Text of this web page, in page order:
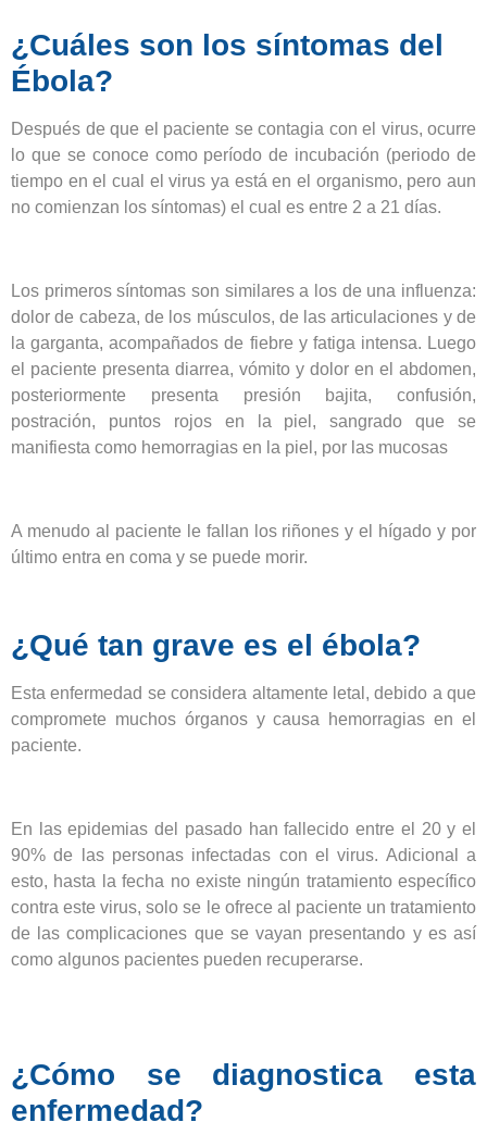
¿Cuáles son los síntomas del
Ébola?
Después de que el paciente se contagia con el virus, ocurre
lo que se conoce como período de incubación (periodo de
tiempo en el cual el virus ya está en el organismo, pero aun
no comienzan los síntomas) el cual es entre 2 a 21 días.
Los primeros síntomas son similares a los de una influenza:
dolor de cabeza, de los músculos, de las articulaciones y de
la garganta, acompañados de fiebre y fatiga intensa. Luego
el paciente presenta diarrea, vómito y dolor en el abdomen,
posteriormente presenta presión bajita, confusión,
postración, puntos rojos en la piel, sangrado que se
manifiesta como hemorragias en la piel, por las mucosas
A menudo al paciente le fallan los riñones y el hígado y por
último entra en coma y se puede morir.
¿Qué tan grave es el ébola?
Esta enfermedad se considera altamente letal, debido a que
compromete muchos órganos y causa hemorragias en el
paciente.
En las epidemias del pasado han fallecido entre el 20 y el
90% de las personas infectadas con el virus. Adicional a
esto, hasta la fecha no existe ningún tratamiento específico
contra este virus, solo se le ofrece al paciente un tratamiento
de las complicaciones que se vayan presentando y es así
como algunos pacientes pueden recuperarse.
¿Cómo se diagnostica esta
enfermedad?